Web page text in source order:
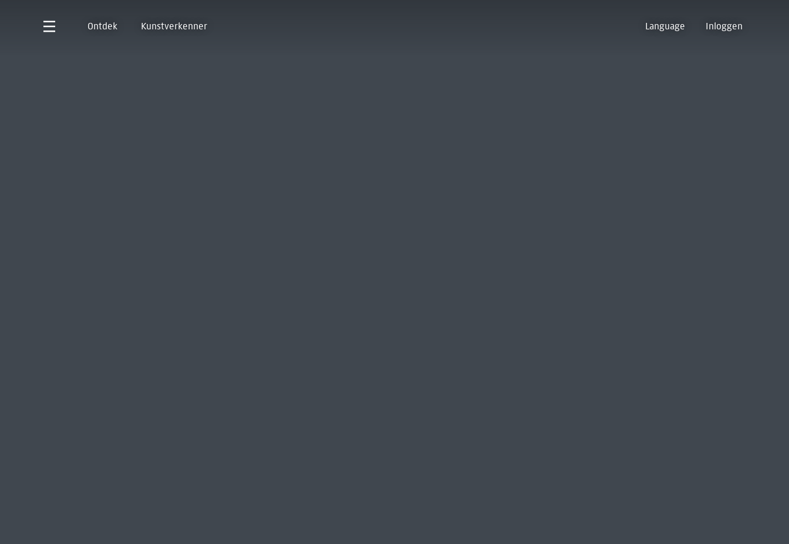
Ontdek Kunstverkenner Language Inloggen